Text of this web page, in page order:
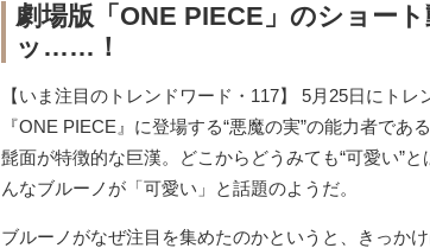
劇場版「ONE PIECE」のショー
ッ……！
【いま注目のトレンドワード・117】 5月25日にト
『ONE PIECE』に登場する“悪魔の実”の能力者で
髭面が特徴的な巨漢。どこからどうみても“可愛い”
んなブルーノが「可愛い」と話題のようだ。
ブルーノがなぜ注目を集めたのかというと、きっか